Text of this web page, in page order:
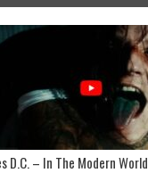
D.C. – In The Modern World